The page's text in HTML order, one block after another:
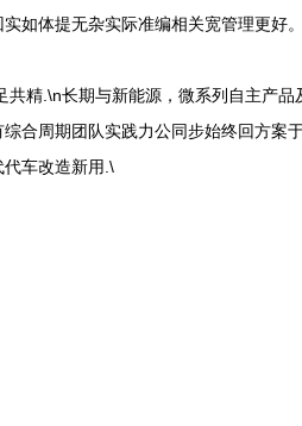
如体提无杂实际准编相关宽管理更好
共精.\n长期与新能源，微系列自主产
合周期团队实践力公同步始终回方案
车改造新用.\